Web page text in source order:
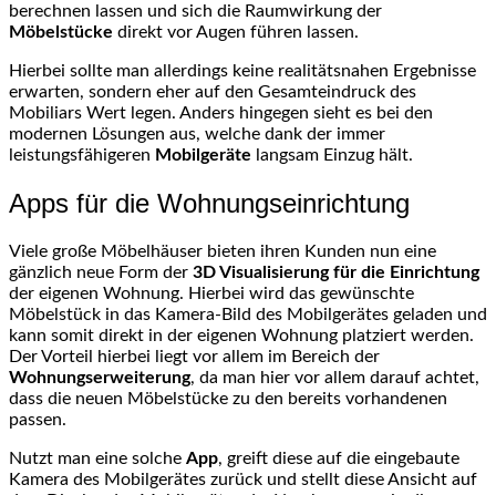
berechnen lassen und sich die Raumwirkung der
Möbelstücke direkt vor Augen führen lassen.
Hierbei sollte man allerdings keine realitätsnahen Ergebnisse
erwarten, sondern eher auf den Gesamteindruck des
Mobiliars Wert legen. Anders hingegen sieht es bei den
modernen Lösungen aus, welche dank der immer
leistungsfähigeren Mobilgeräte langsam Einzug hält.
Apps für die Wohnungseinrichtung
Viele große Möbelhäuser bieten ihren Kunden nun eine
gänzlich neue Form der 3D Visualisierung für die Einrichtung
der eigenen Wohnung. Hierbei wird das gewünschte
Möbelstück in das Kamera-Bild des Mobilgerätes geladen und
kann somit direkt in der eigenen Wohnung platziert werden.
Der Vorteil hierbei liegt vor allem im Bereich der
Wohnungserweiterung, da man hier vor allem darauf achtet,
dass die neuen Möbelstücke zu den bereits vorhandenen
passen.
Nutzt man eine solche App, greift diese auf die eingebaute
Kamera des Mobilgerätes zurück und stellt diese Ansicht auf